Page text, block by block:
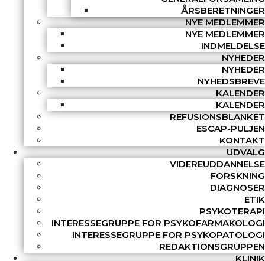
ÅRSBERETNINGER
NYE MEDLEMMER
NYE MEDLEMMER
INDMELDELSE
NYHEDER
NYHEDER
NYHEDSBREVE
KALENDER
KALENDER
REFUSIONSBLANKET
ESCAP-PULJEN
KONTAKT
UDVALG
VIDEREUDDANNELSE
FORSKNING
DIAGNOSER
ETIK
PSYKOTERAPI
INTERESSEGRUPPE FOR PSYKOFARMAKOLOGI
INTERESSEGRUPPE FOR PSYKOPATOLOGI
REDAKTIONSGRUPPEN
KLINIK